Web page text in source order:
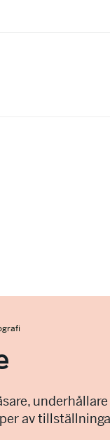
av